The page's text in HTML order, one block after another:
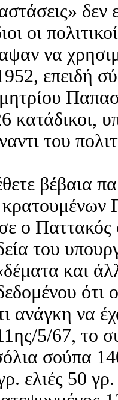
δεν
οι
να
επειδή
κατάδικοι,
του
βέβαια
ο Παττακός
του
και
ανάγκη να
5/67, το
σούπα 140
ελιές 50 γρ.